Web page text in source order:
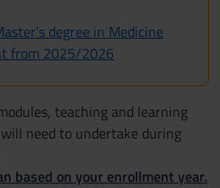
degree in Medicine
from 2025/2026
teaching and learning
need to undertake during
based on your enrollment year.